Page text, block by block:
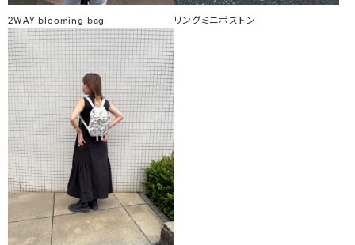
2WAY blooming bag リングミニボストン